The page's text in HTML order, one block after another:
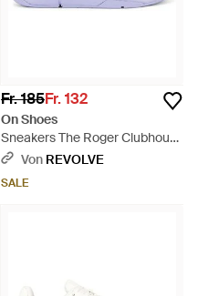
Fr. 185Fr. 132
On Shoes
Sneakers The Roger Clubhouse
Ace - Lila
Von REVOLVE
SALE